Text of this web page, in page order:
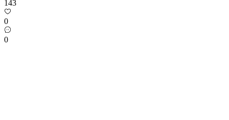
143
0
0